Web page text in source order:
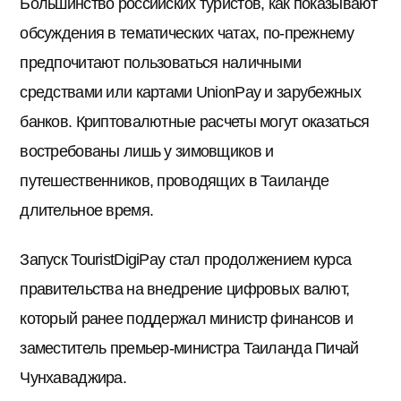
Большинство российских туристов, как показывают
обсуждения в тематических чатах, по-прежнему
предпочитают пользоваться наличными
средствами или картами UnionPay и зарубежных
банков. Криптовалютные расчеты могут оказаться
востребованы лишь у зимовщиков и
путешественников, проводящих в Таиланде
длительное время.
Запуск TouristDigiPay стал продолжением курса
правительства на внедрение цифровых валют,
который ранее поддержал министр финансов и
заместитель премьер-министра Таиланда Пичай
Чунхаваджира.